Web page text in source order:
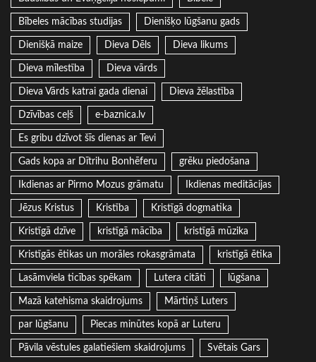
Bībeles mācības studijas Dienišķo lūgšanu gads
Dienišķā maize Dieva Dēls Dieva likums
Dieva mīlestība Dieva vārds
Dieva Vārds katrai gada dienai Dieva žēlastība
Dzīvības ceļš e-baznica.lv
Es gribu dzīvot šīs dienas ar Tevi
Gads kopa ar Dītrihu Bonhēferu grēku piedošana
Ikdienas ar Pirmo Mozus grāmatu Ikdienas meditācijas
Jēzus Kristus Kristība Kristīgā dogmatika
Kristīgā dzīve kristīgā mācība kristīgā mūzika
Kristīgās ētikas un morāles rokasgrāmata kristīgā ētika
Lasāmviela ticības spēkam Lutera citāti lūgšana
Mazā katehisma skaidrojums Mārtiņš Luters
par lūgšanu Piecas minūtes kopā ar Luteru
Pāvila vēstules galatiešiem skaidrojums Svētais Gars